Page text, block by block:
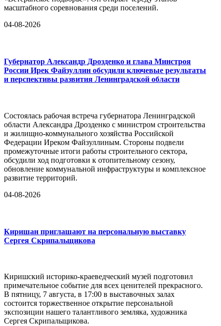
масштабного соревнования среди поселений.
04-08-2026
Губернатор Александр Дрозденко и глава Минстроя
России Ирек Файзуллин обсудили ключевые результаты
и перспективы развития Ленинградской области
Состоялась рабочая встреча губернатора Ленинградской
области Александра Дрозденко с министром строительства
и жилищно-коммунального хозяйства Российской
Федерации Иреком Файзуллиным. Стороны подвели
промежуточные итоги работы строительного сектора,
обсудили ход подготовки к отопительному сезону,
обновление коммунальной инфраструктуры и комплексное
развитие территорий.
04-08-2026
Киришан приглашают на персональную выставку
Сергея Скрипальщикова
Киришский историко-краеведческий музей подготовил
примечательное событие для всех ценителей прекрасного.
В пятницу, 7 августа, в 17:00 в выставочных залах
состоится торжественное открытие персональной
экспозиции нашего талантливого земляка, художника
Сергея Скрипальщикова.